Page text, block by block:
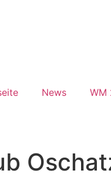
News WM